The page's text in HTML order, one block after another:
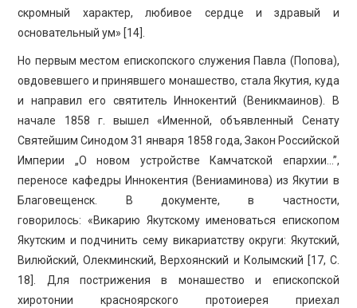
скромный характер, любивое сердце и здравый и
основательный ум» [14].
Но первым местом епископского служения Павла (Попова),
овдовевшего и принявшего монашество, стала Якутия, куда
и направил его святитель Иннокентий (Веникмаинов). В
начале 1858 г. вышел «Именной, объявленный Сенату
Святейшим Синодом 31 января 1858 года, Закон Российской
Империи „О новом устройстве Камчатской епархии…”,
переносе кафедры Иннокентия (Вениаминова) из Якутии в
Благовещенск. В документе, в частности,
говорилось: «Викарию Якутскому именоваться епископом
Якутским и подчинить сему викариатству округи: Якутский,
Вилюйский, Олекминский, Верхоянский и Колымский [17, C.
18]. Для пострижения в монашество и епископской
хиротонии красноярского протоиерея приехал